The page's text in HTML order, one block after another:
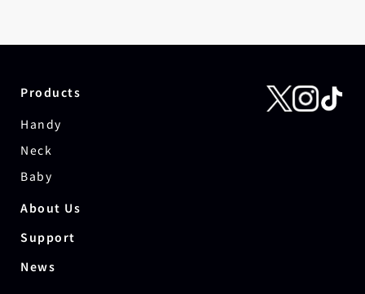
Products
Handy
Neck
Baby
About Us
Support
News